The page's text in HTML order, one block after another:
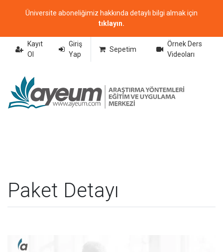
Üniversite aboneliğimiz hakkında detaylı bilgi almak için
tıklayın.
Kayıt
Ol
Giriş
Yap
Sepetim
Örnek Ders
Videoları
Paket Detayı